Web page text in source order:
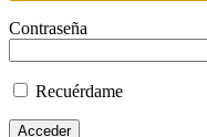
Contraseña
Recuérdame